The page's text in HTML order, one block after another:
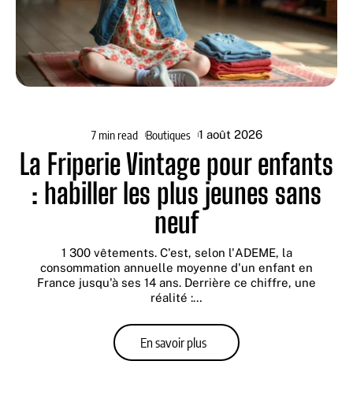
7 min read Boutiques 1 août 2026
La Friperie Vintage pour enfants
: habiller les plus jeunes sans
neuf
1 300 vêtements. C'est, selon l'ADEME, la
consommation annuelle moyenne d'un enfant en
France jusqu'à ses 14 ans. Derrière ce chiffre, une
réalité :…
En savoir plus